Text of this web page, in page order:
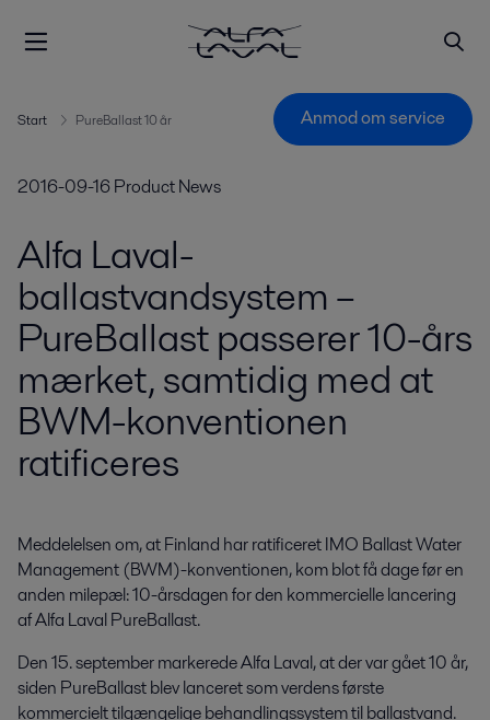
Start PureBallast 10 år Anmod om service
2016-09-16Product News
Alfa Laval-
ballastvandsystem –
PureBallast passerer 10-års
mærket, samtidig med at
BWM-konventionen
ratificeres
Meddelelsen om, at Finland har ratificeret IMO Ballast Water
Management (BWM)-konventionen, kom blot få dage før en
anden milepæl: 10-årsdagen for den kommercielle lancering
af Alfa Laval PureBallast.
Den 15. september markerede Alfa Laval, at der var gået 10 år,
siden PureBallast blev lanceret som verdens første
kommercielt tilgængelige behandlingssystem til ballastvand.